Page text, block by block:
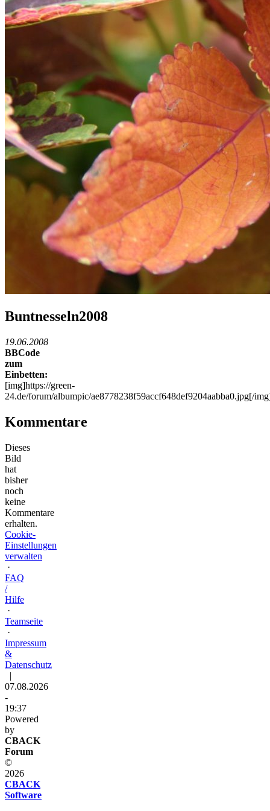
Buntnesseln2008
19.06.2008
BBCode
zum
Einbetten:
[img]https://green-
24.de/forum/albumpic/ae8778238f59accf648def9204aabba0.jpg[/
Kommentare
Dieses
Bild
hat
bisher
noch
keine
Kommentare
erhalten.
Cookie-
Einstellungen
verwalten
·
FAQ
/
Hilfe
·
Teamseite
·
Impressum
&
Datenschutz
|
07.08.2026
-
19:37
Powered
by
CBACK
Forum
©
2026
CBACK
Software